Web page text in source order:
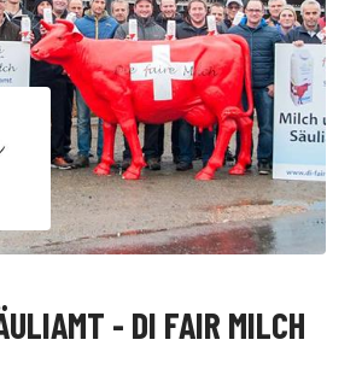
- DI FAIR MILCH